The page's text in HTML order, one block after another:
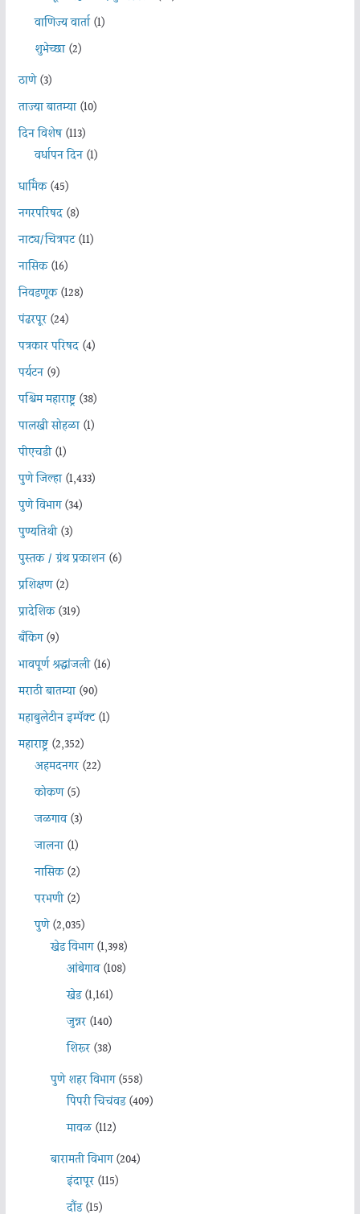
वाणिज्य वार्ता(1)
शुभेच्छा(2)
ठाणे(3)
ताज्या बातम्या(10)
दिन विशेष(113)
वर्धापन दिन(1)
धार्मिक(45)
नगरपरिषद(8)
नाट्य/चित्रपट(11)
नासिक(16)
निवडणूक(128)
पंढरपूर(24)
पत्रकार परिषद(4)
पर्यटन(9)
पश्चिम महाराष्ट्र(38)
पालखी सोहळा(1)
पीएचडी(1)
पुणे जिल्हा(1,433)
पुणे विभाग(34)
पुण्यतिथी(3)
पुस्तक / ग्रंथ प्रकाशन(6)
प्रशिक्षण(2)
प्रादेशिक(319)
बँकिंग(9)
भावपूर्ण श्रद्धांजली(16)
मराठी बातम्या(90)
महाबुलेटीन इम्पॅक्ट(1)
महाराष्ट्र(2,352)
अहमदनगर(22)
कोकण(5)
जळगाव(3)
जालना(1)
नासिक(2)
परभणी(2)
पुणे(2,035)
खेड विभाग(1,398)
आंबेगाव(108)
खेड(1,161)
जुन्नर(140)
शिरूर(38)
पुणे शहर विभाग(558)
पिंपरी चिचंवड(409)
मावळ(112)
बारामती विभाग(204)
इंदापूर(115)
दौंड(15)